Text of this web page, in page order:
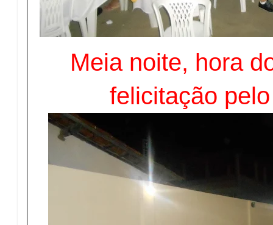
Meia noite, hora
felicitação